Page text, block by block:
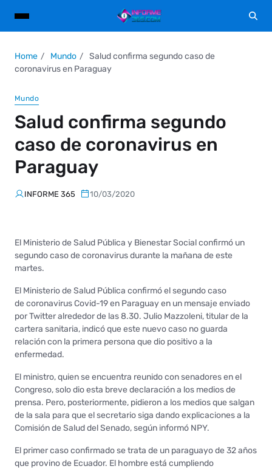
Home Mundo
Salud confirma segundo caso de
coronavirus en Paraguay
Mundo
Salud confirma segundo
caso de coronavirus en
Paraguay
INFORME 365 10/03/2020
El Ministerio de Salud Pública y Bienestar Social confirmó un
segundo caso de coronavirus durante la mañana de este
martes.
El Ministerio de Salud Pública confirmó el segundo caso
de coronavirus Covid-19 en Paraguay en un mensaje enviado
por Twitter alrededor de las 8.30. Julio Mazzoleni, titular de la
cartera sanitaria, indicó que este nuevo caso no guarda
relación con la primera persona que dio positivo a la
enfermedad.
El ministro, quien se encuentra reunido con senadores en el
Congreso, solo dio esta breve declaración a los medios de
prensa. Pero, posteriormente, pidieron a los medios que salgan
de la sala para que el secretario siga dando explicaciones a la
Comisión de Salud del Senado, según informó NPY.
El primer caso confirmado se trata de un paraguayo de 32 años
que provino de Ecuador. El hombre está cumpliendo